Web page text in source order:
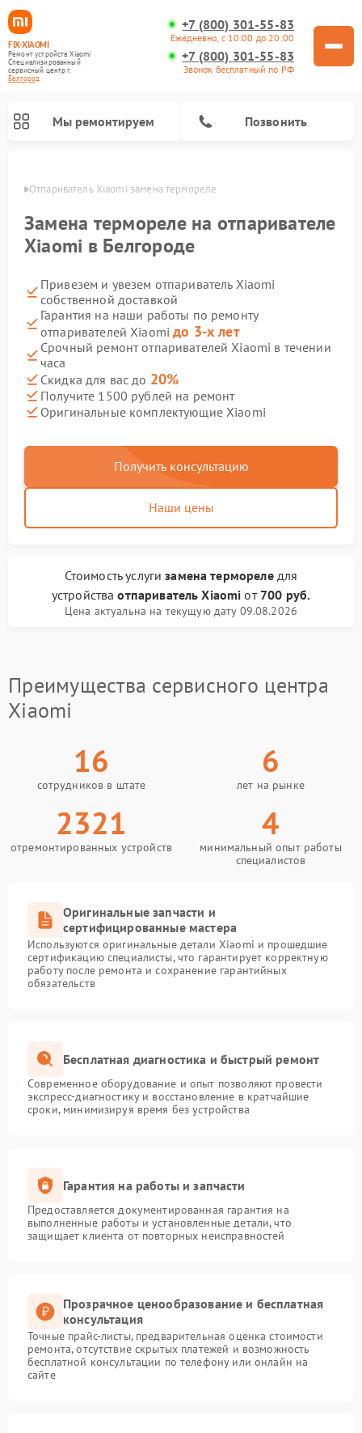
FIX-XIAOMI
Ремонт устройств Xiaomi
Специализированный
cервисный центр г.
Белгород
+7 (800) 301-55-83
Ежедневно, с 10:00 до 20:00
+7 (800) 301-55-83
Звонок бесплатный по РФ
Мы ремонтируем Позвонить
Отпариватель Xiaomi замена термореле
Замена термореле на отпаривателе
Xiaomi в Белгороде
Привезем и увезем отпариватель Xiaomi
собственной доставкой
Гарантия на наши работы по ремонту
отпаривателей Xiaomiдо 3-х лет
Срочный ремонт отпаривателей Xiaomi в течении
часа
Скидка для вас до 20%
Получите 1500 рублей на ремонт
Оригинальные комплектующие Xiaomi
Получить консультацию
Наши цены
Стоимость услугизамена термореледля
устройстваотпариватель Xiaomi от 700 руб.
Цена актуальна на текущую дату 09.08.2026
Преимущества сервисного центра
Xiaomi
16
сотрудников в штате
6
лет на рынке
2321
отремонтированных устройств
4
минимальный опыт работы
специалистов
Оригинальные запчасти и
сертифицированные мастера
Используются оригинальные детали Xiaomi и прошедшие
сертификацию специалисты, что гарантирует корректную
работу после ремонта и сохранение гарантийных
обязательств
Бесплатная диагностика и быстрый ремонт
Современное оборудование и опыт позволяют провести
экспресс-диагностику и восстановление в кратчайшие
сроки, минимизируя время без устройства
Гарантия на работы и запчасти
Предоставляется документированная гарантия на
выполненные работы и установленные детали, что
защищает клиента от повторных неисправностей
Прозрачное ценообразование и бесплатная
консультация
Точные прайс-листы, предварительная оценка стоимости
ремонта, отсутствие скрытых платежей и возможность
бесплатной консультации по телефону или онлайн на
сайте